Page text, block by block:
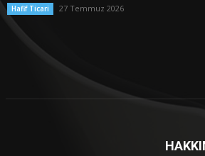
Hafif Ticari 27 Temmuz 2026